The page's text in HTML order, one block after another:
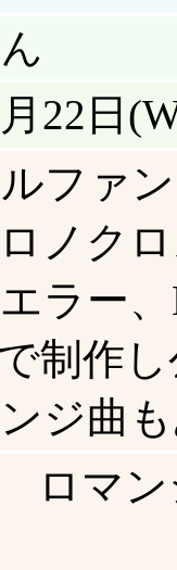
22日
ファ
ノク
ラー
制作
ジ曲
ロマン